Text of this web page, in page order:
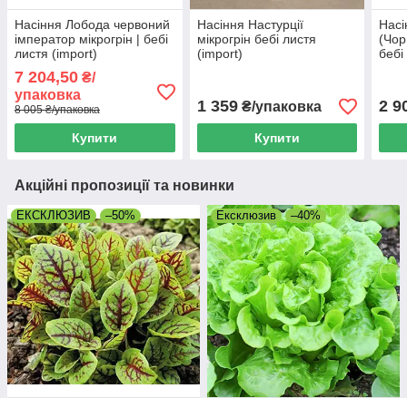
Насіння Лобода червоний
імператор мікрогрін | бебі
листя (import)
7 204,50 ₴/
упаковка
8 005 ₴/упаковка
Купити
Насіння Настурції
мікрогрін бебі листя
(import)
1 359₴/упаковка
Купити
бебі
2
Акційні пропозиції та новинки
ЕКСКЛЮЗИВ –50% Ексклюзив –40%